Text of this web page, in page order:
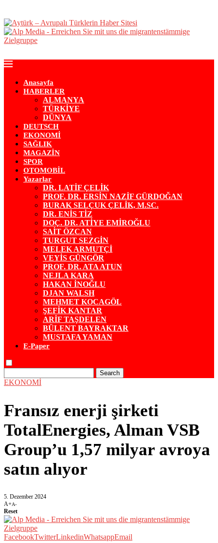
Anasayfa
HABERLER
ALMANYA
TÜRKİYE
DÜNYA
DEUTSCH
EKONOMİ
SAĞLIK
MAGAZİN
SPOR
OTOMOBİL
Yazarlar
DR. LATİF ÇELİK
PROF. DR. ERSİN NAZİF GÜRDOĞAN
BURAK SELÇUK ÇELİK, M.SC.
DR. ENİS TİZ
DOÇ. DR. ATİYE EMİROĞLU
SAİT ÖZCAN
TURGUT SEZGİN
MELEK ARMUTÇİ
VEYİS GÜNGÖR
PROF. DR. ATA ATUN
NEJLA KARA
HAKAN İNOĞLU
DJAN WALSH
MEHMET KOCAGÖL
ŞEFİK KANTAR
ARİF TAŞDELEN
BÜLENT BAYRAKTAR
MUSTAFA YAMAN
E-Paper
Search
EKONOMİ
Fransız enerji şirketi
TotalEnergies, Alman VSB
Group’u 1,57 milyar avroya
satın alıyor
5. Dezember 2024
A+A-
Reset
FacebookTwitterLinkedinWhatsappEmail